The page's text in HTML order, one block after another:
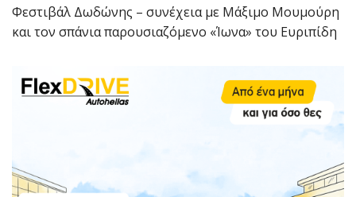
Φεστιβάλ Δωδώνης – συνέχεια με Μάξιμο Μουμούρη
και τον σπάνια παρουσιαζόμενο «Ίωνα» του Ευριπίδη